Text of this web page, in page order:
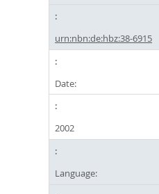
urn:nbn:de:hbz:38-6915
Date:
2002
Language: